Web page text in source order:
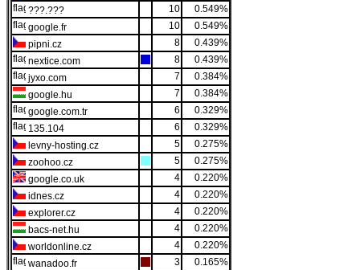
???.???
10
0.549%
google.fr
10
0.549%
pipni.cz
8
0.439%
nextice.com
8
0.439%
jyxo.com
7
0.384%
google.hu
7
0.384%
google.com.tr
6
0.329%
135.104
6
0.329%
levny-hosting.cz
5
0.275%
zoohoo.cz
5
0.275%
google.co.uk
4
0.220%
idnes.cz
4
0.220%
explorer.cz
4
0.220%
bacs-net.hu
4
0.220%
worldonline.cz
4
0.220%
wanadoo.fr
3
0.165%